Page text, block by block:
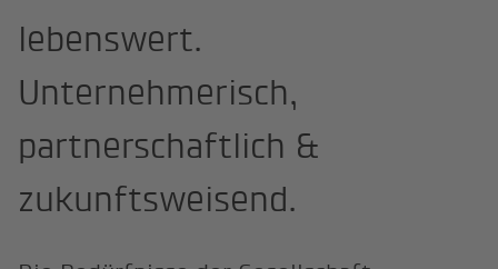
lebenswert.
Unternehmerisch,
partnerschaftlich &
zukunftsweisend.